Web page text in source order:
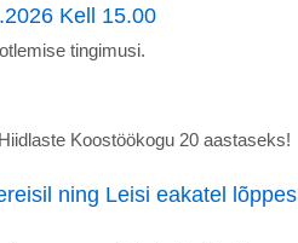
Kell 15.00
tingimusi.
Koostöökogu 20 aastaseks!
ning Leisi eakatel lõppes